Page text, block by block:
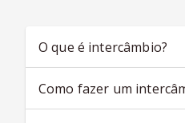
O que é intercâmbio?
Como fazer um